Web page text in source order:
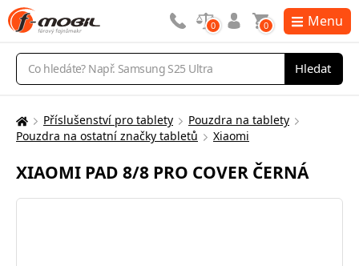
Vyhledávání
Hledat
0 0 Menu
Zde
nacházíte:
Příslušenství pro tablety
Pouzdra na tablety
Pouzdra na ostatní značky tabletů
Xiaomi
XIAOMI PAD 8/8 PRO COVER ČERNÁ